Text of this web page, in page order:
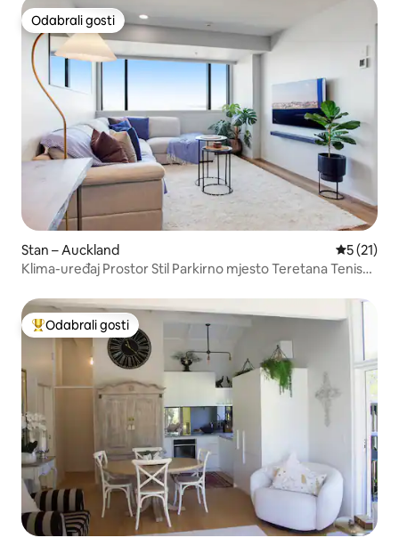
Odabrali gosti
Odabrali gosti
Stan – Auckland Prosječna
5 (21)
Klima-uređaj Prostor Stil Parkirno mjesto Teretana Teniski
Među najviše rangiranima s oznakom „Odabrali gosti”
Odabrali gosti